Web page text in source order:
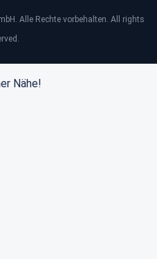
Alle Rechte vorbehalten. All rights
Nähe!